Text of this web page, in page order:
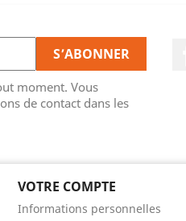
moment. Vous
de contact dans les
VOTRE COMPTE
Informations personnelles